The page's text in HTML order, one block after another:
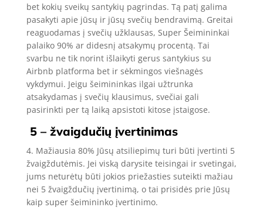
bet kokių sveikų santykių pagrindas. Tą patį galima
pasakyti apie jūsų ir jūsų svečių bendravimą. Greitai
reaguodamas į svečių užklausas, Super Šeimininkai
palaiko 90% ar didesnį atsakymų procentą. Tai
svarbu ne tik norint išlaikyti gerus santykius su
Airbnb platforma bet ir sėkmingos viešnagės
vykdymui. Jeigu šeimininkas ilgai užtrunka
atsakydamas į svečių klausimus, svečiai gali
pasirinkti per tą laiką apsistoti kitose įstaigose.
5 – žvaigdučių įvertinimas
4. Mažiausia 80% Jūsų atsiliepimų turi būti įvertinti 5
žvaigždutėmis. Jei viską darysite teisingai ir svetingai,
jums neturėtų būti jokios priežasties suteikti mažiau
nei 5 žvaigždučių įvertinimą, o tai prisidės prie Jūsų
kaip super šeimininko įvertinimo.